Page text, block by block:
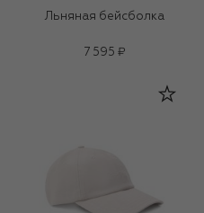
Льняная бейсболка
7 595 ₽